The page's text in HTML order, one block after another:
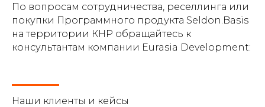
По вопросам сотрудничества, реселлинга или
покупки Программного продукта Seldon.Basis
на территории КНР обращайтесь к
консультантам компании Eurasia Development:
Наши клиенты и кейсы